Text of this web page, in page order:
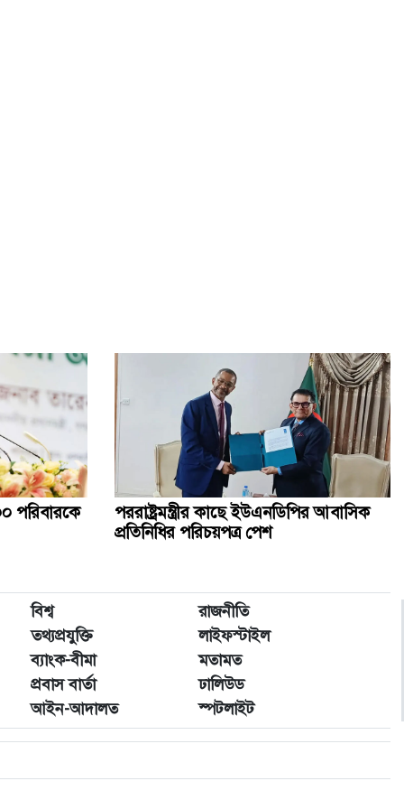
জনগণের অধিকার আদায়ে ৫ সেপ্টেম্বর ঢাকা-চট্টগ্রাম লংমার্চ:
জামায়াত আমির
পরিবারকে
পররাষ্ট্রমন্ত্রীর কা‌ছে ইউএনডিপির আবাসিক
প্রতিনিধির পরিচয়পত্র পেশ
বিশ্ব
রাজনীতি
তথ্যপ্রযুক্তি
লাইফস্টাইল
ব্যাংক-বীমা
মতামত
প্রবাস বার্তা
ঢালিউড
আইন-আদালত স্পটলাইট